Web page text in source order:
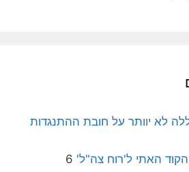
לא יוותר על חובת ההתנגדות
הקוד האתי ל'רוח צה"ל' 6